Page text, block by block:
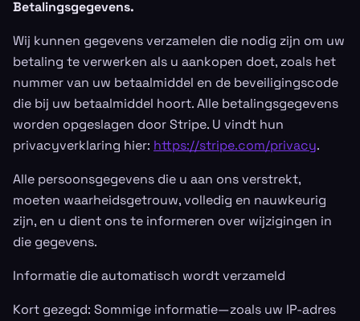
Betalingsgegevens.
Wij kunnen gegevens verzamelen die nodig zijn om uw
betaling te verwerken als u aankopen doet, zoals het
nummer van uw betaalmiddel en de beveiligingscode
die bij uw betaalmiddel hoort. Alle betalingsgegevens
worden opgeslagen door Stripe. U vindt hun
privacyverklaring hier: https://stripe.com/privacy.
Alle persoonsgegevens die u aan ons verstrekt,
moeten waarheidsgetrouw, volledig en nauwkeurig
zijn, en u dient ons te informeren over wijzigingen in
die gegevens.
Informatie die automatisch wordt verzameld
Kort gezegd: Sommige informatie—zoals uw IP-adres